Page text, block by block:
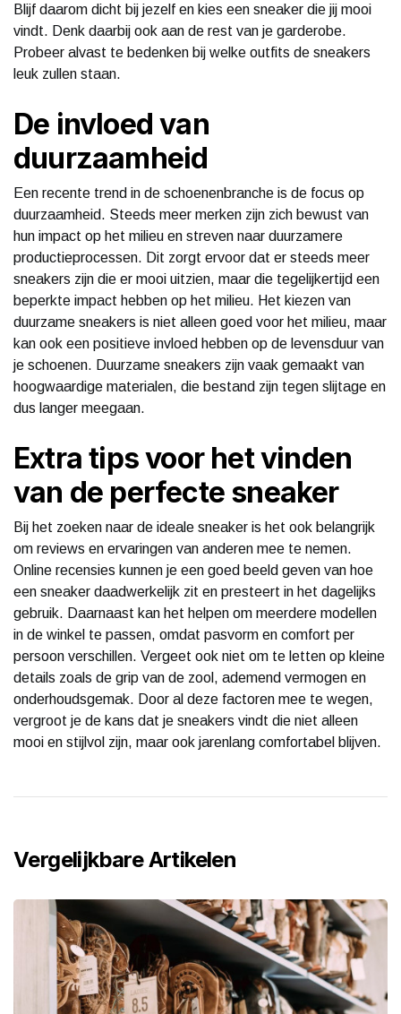
Blijf daarom dicht bij jezelf en kies een sneaker die jij mooi
vindt. Denk daarbij ook aan de rest van je garderobe.
Probeer alvast te bedenken bij welke outfits de sneakers
leuk zullen staan.
De invloed van
duurzaamheid
Een recente trend in de schoenenbranche is de focus op
duurzaamheid. Steeds meer merken zijn zich bewust van
hun impact op het milieu en streven naar duurzamere
productieprocessen. Dit zorgt ervoor dat er steeds meer
sneakers zijn die er mooi uitzien, maar die tegelijkertijd een
beperkte impact hebben op het milieu. Het kiezen van
duurzame sneakers is niet alleen goed voor het milieu, maar
kan ook een positieve invloed hebben op de levensduur van
je schoenen. Duurzame sneakers zijn vaak gemaakt van
hoogwaardige materialen, die bestand zijn tegen slijtage en
dus langer meegaan.
Extra tips voor het vinden
van de perfecte sneaker
Bij het zoeken naar de ideale sneaker is het ook belangrijk
om reviews en ervaringen van anderen mee te nemen.
Online recensies kunnen je een goed beeld geven van hoe
een sneaker daadwerkelijk zit en presteert in het dagelijks
gebruik. Daarnaast kan het helpen om meerdere modellen
in de winkel te passen, omdat pasvorm en comfort per
persoon verschillen. Vergeet ook niet om te letten op kleine
details zoals de grip van de zool, ademend vermogen en
onderhoudsgemak. Door al deze factoren mee te wegen,
vergroot je de kans dat je sneakers vindt die niet alleen
mooi en stijlvol zijn, maar ook jarenlang comfortabel blijven.
Vergelijkbare Artikelen